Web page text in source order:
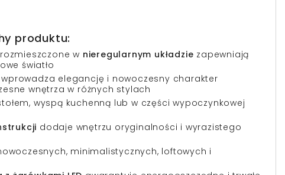
produktu:
rozmieszczone w nieregularnym układzie zapewniają
światło
wprowadza elegancję i nowoczesny charakter
wnętrza w różnych stylach
wyspą kuchenną lub w części wypoczynkowej
dodaje wnętrzu oryginalności i wyrazistego
minimalistycznych, loftowych i